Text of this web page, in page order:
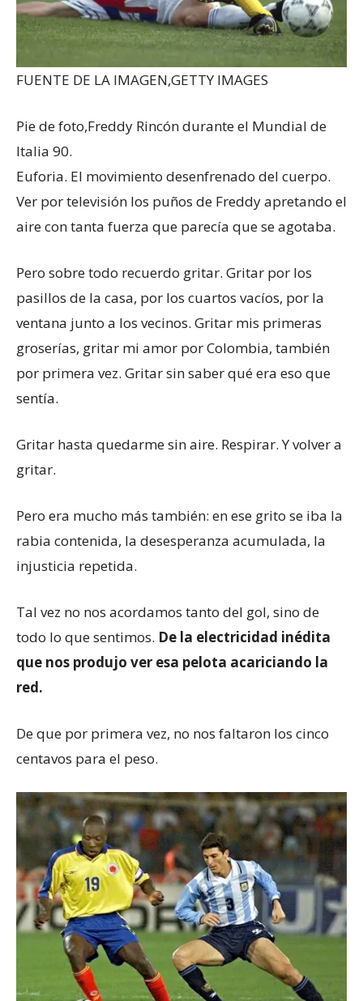
FUENTE DE LA IMAGEN,GETTY IMAGES
Pie de foto,Freddy Rincón durante el Mundial de
Italia 90.
Euforia. El movimiento desenfrenado del cuerpo.
Ver por televisión los puños de Freddy apretando el
aire con tanta fuerza que parecía que se agotaba.
Pero sobre todo recuerdo gritar. Gritar por los
pasillos de la casa, por los cuartos vacíos, por la
ventana junto a los vecinos. Gritar mis primeras
groserías, gritar mi amor por Colombia, también
por primera vez. Gritar sin saber qué era eso que
sentía.
Gritar hasta quedarme sin aire. Respirar. Y volver a
gritar.
Pero era mucho más también: en ese grito se iba la
rabia contenida, la desesperanza acumulada, la
injusticia repetida.
Tal vez no nos acordamos tanto del gol, sino de
todo lo que sentimos. De la electricidad inédita
que nos produjo ver esa pelota acariciando la
red.
De que por primera vez, no nos faltaron los cinco
centavos para el peso.